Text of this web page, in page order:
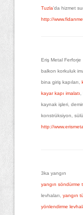
Tuzla'da hizmet
http://
Eriş Metal Ferforje
balkon korkuluk
bina giriş kapıları,
kayar kapı imalatı
kaynak işleri,
konstrüksiyon,
http://
3ka yangın
yangın söndürme
levhaları, yangın
yönlendirme